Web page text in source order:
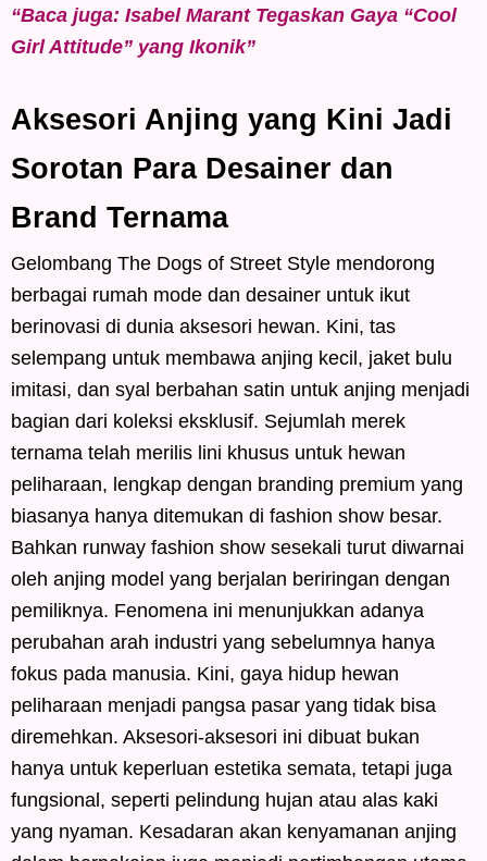
“Baca juga: Isabel Marant Tegaskan Gaya “Cool
Girl Attitude” yang Ikonik”
Aksesori Anjing yang Kini Jadi
Sorotan Para Desainer dan
Brand Ternama
Gelombang The Dogs of Street Style mendorong
berbagai rumah mode dan desainer untuk ikut
berinovasi di dunia aksesori hewan. Kini, tas
selempang untuk membawa anjing kecil, jaket bulu
imitasi, dan syal berbahan satin untuk anjing menjadi
bagian dari koleksi eksklusif. Sejumlah merek
ternama telah merilis lini khusus untuk hewan
peliharaan, lengkap dengan branding premium yang
biasanya hanya ditemukan di fashion show besar.
Bahkan runway fashion show sesekali turut diwarnai
oleh anjing model yang berjalan beriringan dengan
pemiliknya. Fenomena ini menunjukkan adanya
perubahan arah industri yang sebelumnya hanya
fokus pada manusia. Kini, gaya hidup hewan
peliharaan menjadi pangsa pasar yang tidak bisa
diremehkan. Aksesori-aksesori ini dibuat bukan
hanya untuk keperluan estetika semata, tetapi juga
fungsional, seperti pelindung hujan atau alas kaki
yang nyaman. Kesadaran akan kenyamanan anjing